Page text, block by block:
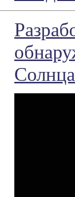
Солнца